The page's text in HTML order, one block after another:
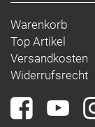
Warenkorb
Top Artikel
Versandkosten
Widerrufsrecht